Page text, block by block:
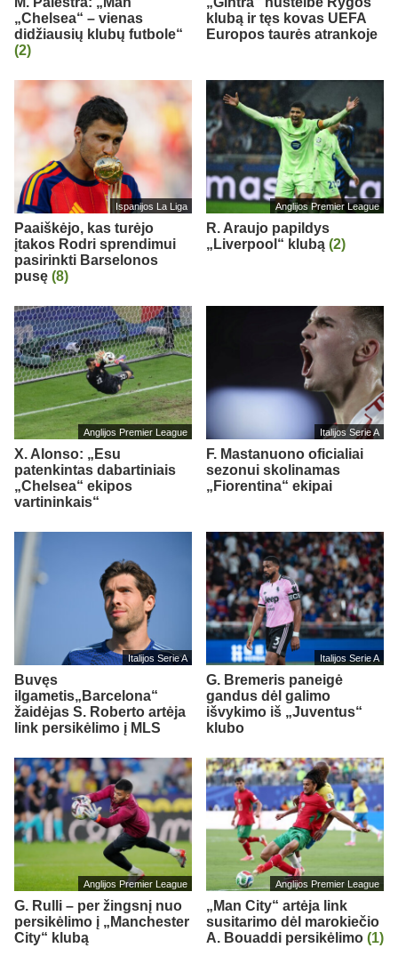
„Chelsea“ – vienas
didžiausių klubų futbole“
(2)
klubą ir tęs kovas UEFA
Europos taurės atrankoje
Ispanijos La Liga
Paaiškėjo, kas turėjo
įtakos Rodri sprendimui
pasirinkti Barselonos
pusę (8)
Anglijos Premier League
R. Araujo papildys
„Liverpool“ klubą (2)
Anglijos Premier League
X. Alonso: „Esu
patenkintas dabartiniais
„Chelsea“ ekipos
vartininkais“
Italijos Serie A
F. Mastanuono oficialiai
sezonui skolinamas
„Fiorentina“ ekipai
Italijos Serie A
Buvęs
ilgametis„Barcelona“
žaidėjas S. Roberto artėja
link persikėlimo į MLS
Italijos Serie A
G. Bremeris paneigė
gandus dėl galimo
išvykimo iš „Juventus“
klubo
Anglijos Premier League
G. Rulli – per žingsnį nuo
persikėlimo į „Manchester
City“ klubą
Anglijos Premier League
„Man City“ artėja link
susitarimo dėl marokiečio
A. Bouaddi persikėlimo (1)